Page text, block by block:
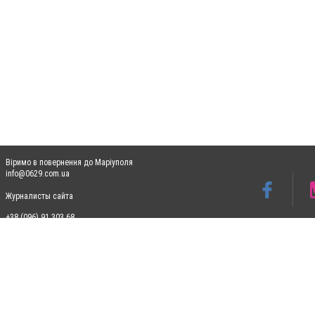
Віримо в повернення до Маріуполя
info@0629.com.ua
Журналисты сайта
+38 (096) 91 303 68